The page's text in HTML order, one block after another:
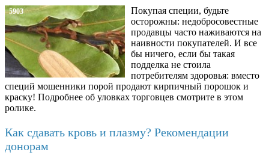
5903
Покупая специи, будьте
осторожны: недобросовестные
продавцы часто наживаются на
наивности покупателей. И все
бы ничего, если бы такая
подделка не стоила
потребителям здоровья: вместо
специй мошенники порой продают кирпичный порошок и
краску! Подробнее об уловках торговцев смотрите в этом
ролике.
Как сдавать кровь и плазму? Рекомендации
донорам